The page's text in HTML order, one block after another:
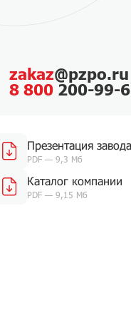
zakaz@pzpo.ru
8 800 200-99-
Презентация завода
PDF — 9,3 Мб
Каталог компании
PDF — 9,15 Мб